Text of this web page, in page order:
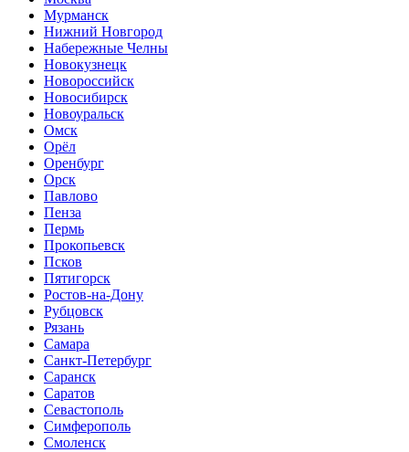
Мурманск
Нижний Новгород
Набережные Челны
Новокузнецк
Новороссийск
Новосибирск
Новоуральск
Омск
Орёл
Оренбург
Орск
Павлово
Пенза
Пермь
Прокопьевск
Псков
Пятигорск
Ростов-на-Дону
Рубцовск
Рязань
Самара
Санкт-Петербург
Саранск
Саратов
Севастополь
Симферополь
Смоленск